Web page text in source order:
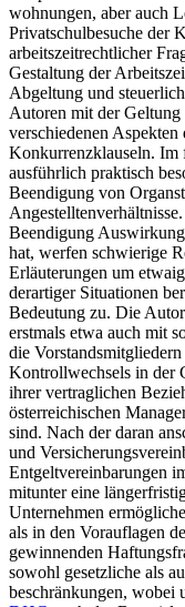
wohnungen, aber auch
Privatschulbesuche der
arbeitszeitrechtlicher
Gestaltung der
Abgeltung und
Autoren mit der
verschiedenen
Konkurrenzklauseln. Im
ausführlich praktisch
Beendigung von
Beendigung
hat, werfen schwierige
Erläuterungen um
derartiger Situationen
Bedeutung zu. Die
erstmals etwa auch mit
die
Kontrollwechsels in der
ihrer vertraglichen
österreichischen
sind. Nach der daran
und
Entgeltvereinbarungen
mitunter eine
Unternehmen
als in den Vorauflagen
gewinnenden
sowohl gesetzliche als
beschränkungen, wobei